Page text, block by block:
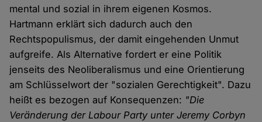
mental und sozial in ihrem eigenen Kosmos.
Hartmann erklärt sich dadurch auch den
Rechtspopulismus, der damit eingehenden Unmut
aufgreife. Als Alternative fordert er eine Politik
jenseits des Neoliberalismus und eine Orientierung
am Schlüsselwort der "sozialen Gerechtigkeit". Dazu
heißt es bezogen auf Konsequenzen: "Die
Veränderung der Labour Party unter Jeremy Corbyn